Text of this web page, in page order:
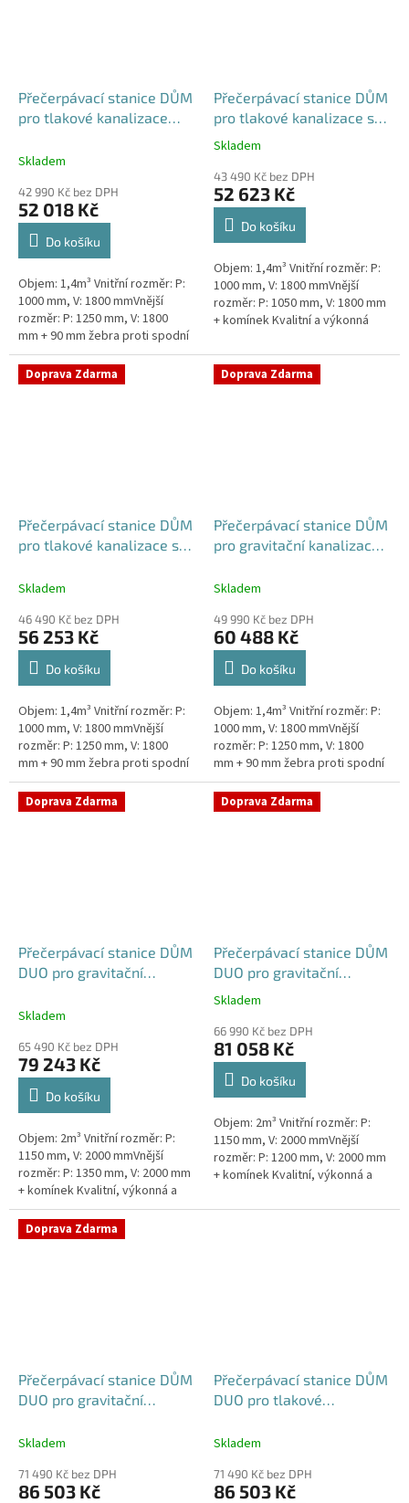
Přečerpávací stanice DŮM
pro tlakové kanalizace
1,4m3
Skladem
42 990 Kč bez DPH
52 018 Kč
Do košíku
Objem: 1,4m³ Vnitřní rozměr: P:
1000 mm, V: 1800 mmVnější
rozměr: P: 1250 mm, V: 1800
mm + 90 mm žebra proti spodní
vodě + komínek Kvalitní a
výkonná přečerpávací stanice
k...
Přečerpávací stanice DŮM
pro tlakové kanalizace se
zdvojeným řezákem
Průměrné
produktu
je
5,0
hvězdiček.
Skladem
43 490 Kč bez DPH
52 623 Kč
Do košíku
Objem: 1,4m³ Vnitřní rozměr: P:
1000 mm, V: 1800 mmVnější
rozměr: P: 1050 mm, V: 1800 mm
+ komínek Kvalitní a výkonná
rodinným domům,
provozovnám,...
Doprava Zdarma
Přečerpávací stanice DŮM
pro tlakové kanalizace se
dvouplášťová - nádrž
Skladem
46 490 Kč bez DPH
56 253 Kč
Do košíku
Objem: 1,4m³ Vnitřní rozměr: P:
1000 mm, V: 1800 mmVnější
rozměr: P: 1250 mm, V: 1800
mm + 90 mm žebra proti spodní
vodě + komínek Kvalitní a
výkonná přečerpávací stanice
k...
Doprava Zdarma
Přečerpávací stanice DŮM
pro gravitační kanalizace
1,4m3
Skladem
49 990 Kč bez DPH
60 488 Kč
Do košíku
Objem: 1,4m³ Vnitřní rozměr: P:
1000 mm, V: 1800 mmVnější
rozměr: P: 1250 mm, V: 1800
mm + 90 mm žebra proti spodní
vodě + komínek Kvalitní a
výkonná přečerpávací stanice...
Doprava Zdarma
Přečerpávací stanice DŮM
DUO pro gravitační
- nádrž 2m3
Skladem
65 490 Kč bez DPH
79 243 Kč
Do košíku
Objem: 2m³ Vnitřní rozměr: P:
1150 mm, V: 2000 mmVnější
rozměr: P: 1350 mm, V: 2000 mm
+ komínek Kvalitní, výkonná a
extrémně spolehlivá
přečerpávací stanice k
rodinným a...
Doprava Zdarma
Přečerpávací stanice DŮM
DUO pro gravitační
kanalizace samonosná -
Průměrné
produktu
je
5,0
hvězdiček.
Skladem
66 990 Kč bez DPH
81 058 Kč
Do košíku
Objem: 2m³ Vnitřní rozměr: P:
1150 mm, V: 2000 mmVnější
rozměr: P: 1200 mm, V: 2000 mm
+ komínek Kvalitní, výkonná a
přečerpávací stanice k
Doprava Zdarma
Přečerpávací stanice DŮM
DUO pro gravitační
nádrž 2m3
Skladem
71 490 Kč bez DPH
86 503 Kč
Přečerpávací stanice DŮM
DUO pro tlakové
- nádrž 2m3
Skladem
71 490 Kč bez DPH
86 503 Kč